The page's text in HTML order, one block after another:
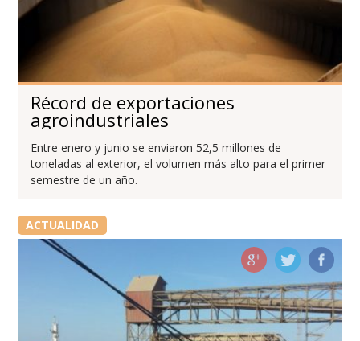
Récord de exportaciones
agroindustriales
Entre enero y junio se enviaron 52,5 millones de
toneladas al exterior, el volumen más alto para el primer
semestre de un año.
ACTUALIDAD